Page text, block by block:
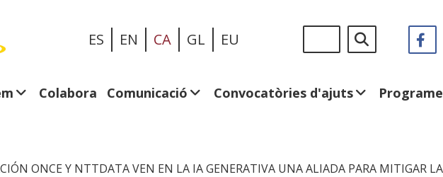
ES EN CA GL EU
en:
Colabora Comunicació Convocatòries d'ajuts
ONCE Y NTTDATA VEN EN LA IA GENERATIVA UNA ALIADA PARA MITIGAR